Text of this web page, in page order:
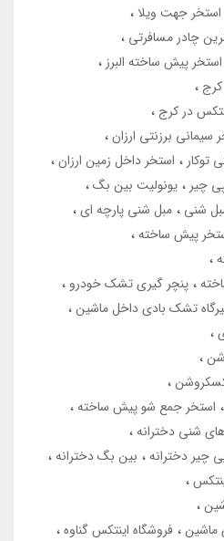
استخر جهت ویلا
چادر مسافرتی
استخر پیش ساخته البرز
در کرج
سیمانی برزنتی ارزان
توکار
استخر داخل زمین ارزان
چیر
یونولیت بین بگ
شنی
مبل شنی پارچه ای
پیش ساخته
پنچر گیری تشک خودرو
تشک بادی داخل ماشین
استخر جمع شو پیش ساخته
شنی دخترانه
چیر دخترانه
بین بگ دخترانه
ماشین فروشگاه اینتکس گناوه